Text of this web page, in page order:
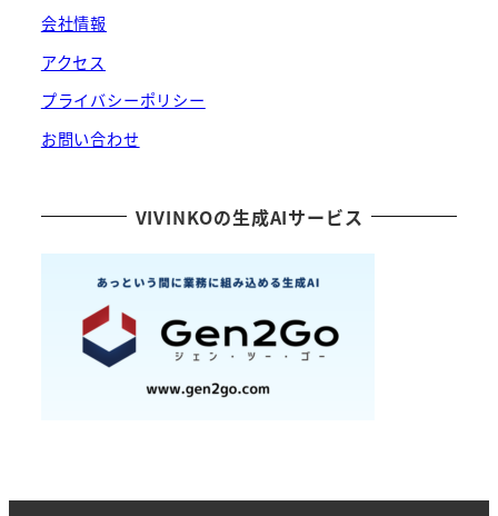
会社情報
アクセス
プライバシーポリシー
お問い合わせ
VIVINKOの生成AIサービス